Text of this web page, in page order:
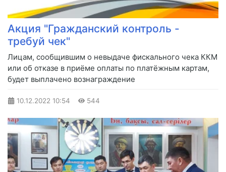
Акция "Гражданский контроль -
требуй чек"
Лицам, сообщившим о невыдаче фискального чека ККМ
или об отказе в приёме оплаты по платёжным картам,
будет выплачено вознаграждение
10.12.2022 10:54 544